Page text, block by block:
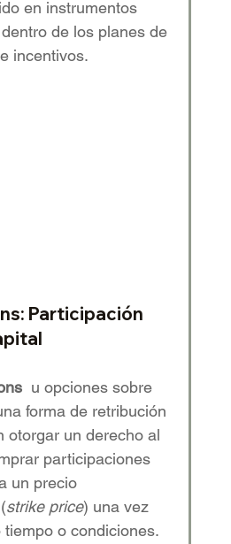
en instrumentos
de los planes de
incentivos.
Participación
u opciones sobre
forma de retribución
otorgar un derecho al
participaciones
un precio
strike price) una vez
o condiciones.